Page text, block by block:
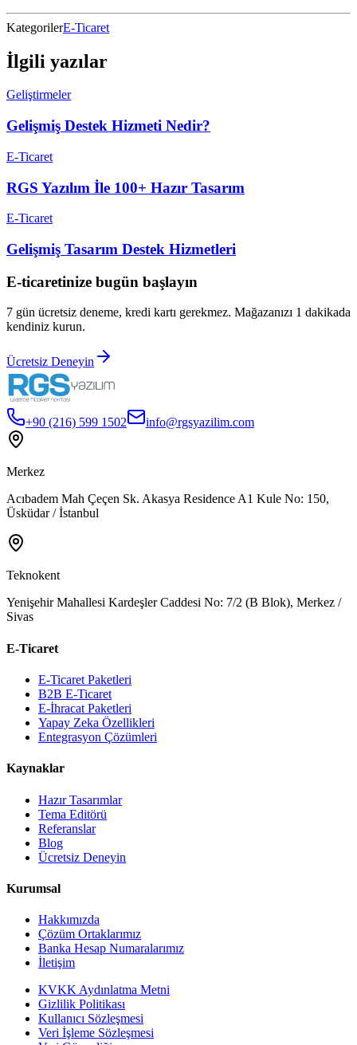
KategorilerE-Ticaret
İlgili yazılar
Geliştirmeler
Gelişmiş Destek Hizmeti Nedir?
E-Ticaret
RGS Yazılım İle 100+ Hazır Tasarım
E-Ticaret
Gelişmiş Tasarım Destek Hizmetleri
E-ticaretinize bugün başlayın
7 gün ücretsiz deneme, kredi kartı gerekmez. Mağazanızı 1 dakikada
kendiniz kurun.
Ücretsiz Deneyin
+90 (216) 599 1502 info@rgsyazilim.com
Merkez
Acıbadem Mah Çeçen Sk. Akasya Residence A1 Kule No: 150,
Üsküdar / İstanbul
Teknokent
Yenişehir Mahallesi Kardeşler Caddesi No: 7/2 (B Blok), Merkez /
Sivas
E-Ticaret
E-Ticaret Paketleri
B2B E-Ticaret
E-İhracat Paketleri
Yapay Zeka Özellikleri
Entegrasyon Çözümleri
Kaynaklar
Hazır Tasarımlar
Tema Editörü
Referanslar
Blog
Ücretsiz Deneyin
Kurumsal
Hakkımızda
Çözüm Ortaklarımız
Banka Hesap Numaralarımız
İletişim
KVKK Aydınlatma Metni
Gizlilik Politikası
Kullanıcı Sözleşmesi
Veri İşleme Sözleşmesi